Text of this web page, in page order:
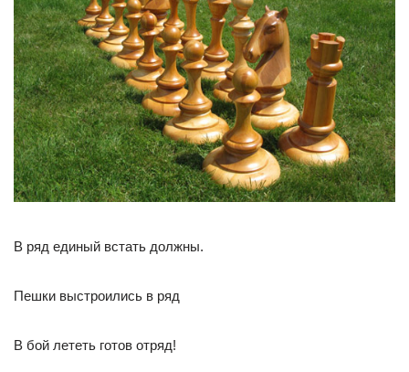
В ряд единый встать должны.
Пешки выстроились в ряд
В бой лететь готов отряд!